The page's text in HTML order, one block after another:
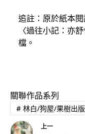
追註：原於紙本
〈過往小記：亦
檔。
關聯作品系列
#林白/狗屋/果樹出版
上一